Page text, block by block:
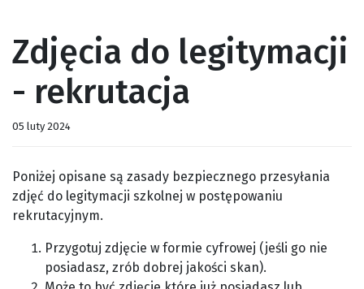
Zdjęcia do legitymacji
- rekrutacja
05 luty 2024
Poniżej opisane są zasady bezpiecznego przesyłania
zdjęć do legitymacji szkolnej w postępowaniu
rekrutacyjnym.
Przygotuj zdjęcie w formie cyfrowej (jeśli go nie
posiadasz, zrób dobrej jakości skan).